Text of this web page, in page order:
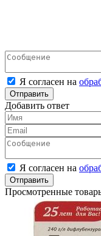
Я согласен на
Отправить
Добавить ответ
Я согласен на
Отправить
Просмотренные